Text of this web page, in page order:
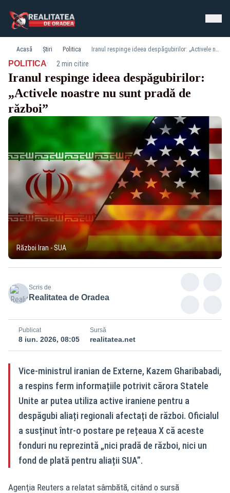
Acasă Știri Politica Iranul respinge ideea despăgubirilor: „Activele noastre nu sunt pradă de război”
POLITICA· 2 min citire
Iranul respinge ideea despăgubirilor:
„Activele noastre nu sunt pradă de
război”
Război Iran - SUA
Scris de
Realitatea de Oradea
Publicat
8 iun. 2026, 08:05
Sursă
realitatea.net
Vice-ministrul iranian de Externe, Kazem Gharibabadi,
a respins ferm informațiile potrivit cărora Statele
Unite ar putea utiliza active iraniene pentru a
despăgubi aliați regionali afectați de război. Oficialul
a susținut într-o postare pe rețeaua X că aceste
fonduri nu reprezintă „nici pradă de război, nici un
fond de plată pentru aliații SUA”.
Agenţia Reuters a relatat sâmbătă, citând o sursă